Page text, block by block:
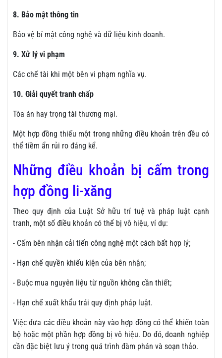
8. Bảo mật thông tin
Bảo vệ bí mật công nghệ và dữ liệu kinh doanh.
9. Xử lý vi phạm
Các chế tài khi một bên vi phạm nghĩa vụ.
10. Giải quyết tranh chấp
Tòa án hay trọng tài thương mại.
Một hợp đồng thiếu một trong những điều khoản trên đều có
thể tiềm ẩn rủi ro đáng kể.
Những điều khoản bị cấm trong
hợp đồng li-xăng
Theo quy định của Luật Sở hữu trí tuệ và pháp luật cạnh
tranh, một số điều khoản có thể bị vô hiệu, ví dụ:
- Cấm bên nhận cải tiến công nghệ một cách bất hợp lý;
- Hạn chế quyền khiếu kiện của bên nhận;
- Buộc mua nguyên liệu từ nguồn không cần thiết;
- Hạn chế xuất khẩu trái quy định pháp luật.
Việc đưa các điều khoản này vào hợp đồng có thể khiến toàn
bộ hoặc một phần hợp đồng bị vô hiệu. Do đó, doanh nghiệp
cần đặc biệt lưu ý trong quá trình đàm phán và soạn thảo.